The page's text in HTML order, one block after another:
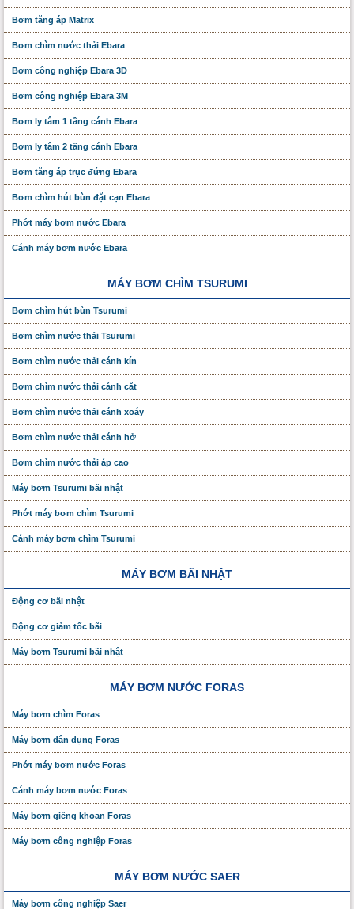
Bơm tăng áp Matrix
Bơm chìm nước thải Ebara
Bơm công nghiệp Ebara 3D
Bơm công nghiệp Ebara 3M
Bơm ly tâm 1 tầng cánh Ebara
Bơm ly tâm 2 tầng cánh Ebara
Bơm tăng áp trục đứng Ebara
Bơm chìm hút bùn đặt cạn Ebara
Phớt máy bơm nước Ebara
Cánh máy bơm nước Ebara
MÁY BƠM CHÌM TSURUMI
Bơm chìm hút bùn Tsurumi
Bơm chìm nước thải Tsurumi
Bơm chìm nước thải cánh kín
Bơm chìm nước thải cánh cắt
Bơm chìm nước thải cánh xoáy
Bơm chìm nước thải cánh hở
Bơm chìm nước thải áp cao
Máy bơm Tsurumi bãi nhật
Phớt máy bơm chìm Tsurumi
Cánh máy bơm chìm Tsurumi
MÁY BƠM BÃI NHẬT
Động cơ bãi nhật
Động cơ giảm tốc bãi
Máy bơm Tsurumi bãi nhật
MÁY BƠM NƯỚC FORAS
Máy bơm chìm Foras
Máy bơm dân dụng Foras
Phớt máy bơm nước Foras
Cánh máy bơm nước Foras
Máy bơm giếng khoan Foras
Máy bơm công nghiệp Foras
MÁY BƠM NƯỚC SAER
Máy bơm công nghiệp Saer